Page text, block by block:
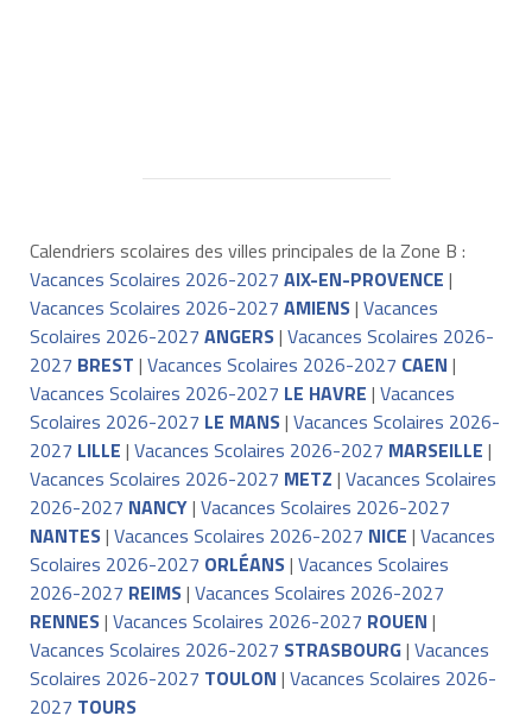
Calendriers scolaires des villes principales de la Zone B :
Vacances Scolaires 2026-2027 AIX-EN-PROVENCE |
Vacances Scolaires 2026-2027 AMIENS| Vacances
Scolaires 2026-2027 ANGERS| Vacances Scolaires 2026-
2027 BREST | Vacances Scolaires 2026-2027 CAEN |
Vacances Scolaires 2026-2027 LE HAVRE | Vacances
Scolaires 2026-2027 LE MANS| Vacances Scolaires 2026-
2027 LILLE | Vacances Scolaires 2026-2027 MARSEILLE |
Vacances Scolaires 2026-2027 METZ | Vacances Scolaires
2026-2027 NANCY| Vacances Scolaires 2026-2027
NANTES| Vacances Scolaires 2026-2027 NICE | Vacances
Scolaires 2026-2027 ORLÉANS| Vacances Scolaires
2026-2027 REIMS| Vacances Scolaires 2026-2027
RENNES| Vacances Scolaires 2026-2027 ROUEN |
Vacances Scolaires 2026-2027 STRASBOURG| Vacances
Scolaires 2026-2027 TOULON | Vacances Scolaires 2026-
2027 TOURS